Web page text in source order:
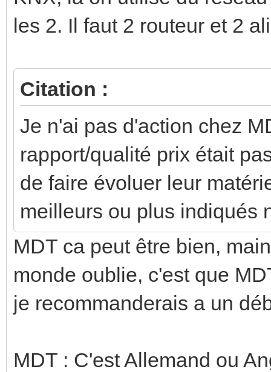
les 2. Il faut 2 routeur et 2
Citation :
Je n'ai pas d'action chez
rapport/qualité prix était
de faire évoluer leur
meilleurs ou plus indiqués
MDT ca peut être bien,
monde oublie, c'est que
je recommanderais a un
MDT : C'est Allemand ou